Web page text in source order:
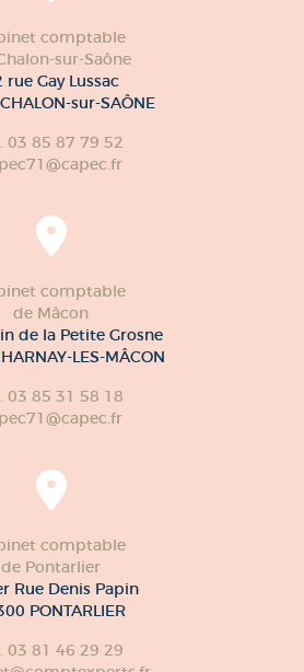
comptable
sur-Saône
rue Gay Lussac
sur-SAÔNE
03 85 87 79 52
comptable
de Mâcon
de la Petite Grosne
LES-MÂCON
03 85 31 58 18
comptable
de Pontarlier
Rue Denis Papin
PONTARLIER
03 81 46 29 29